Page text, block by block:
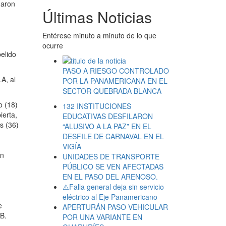
al
(18)
(36)
Últimas Noticias
Entérese minuto a minuto de lo que
ocurre
PASO A RIESGO CONTROLADO
POR LA PANAMERICANA EN EL
SECTOR QUEBRADA BLANCA
132 INSTITUCIONES
EDUCATIVAS DESFILARON
“ALUSIVO A LA PAZ” EN EL
DESFILE DE CARNAVAL EN EL
VIGÍA
UNIDADES DE TRANSPORTE
PÚBLICO SE VEN AFECTADAS
EN EL PASO DEL ARENOSO.
⚠️Falla general deja sin servicio
eléctrico al Eje Panamericano
APERTURÁN PASO VEHICULAR
POR UNA VARIANTE EN